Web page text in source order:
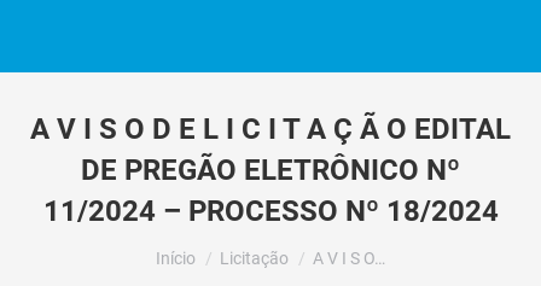
A V I S O D E L I C I T A Ç Ã O EDITAL
DE PREGÃO ELETRÔNICO Nº
11/2024 – PROCESSO Nº 18/2024
Você está aqui:
Início Licitação A V I S O…